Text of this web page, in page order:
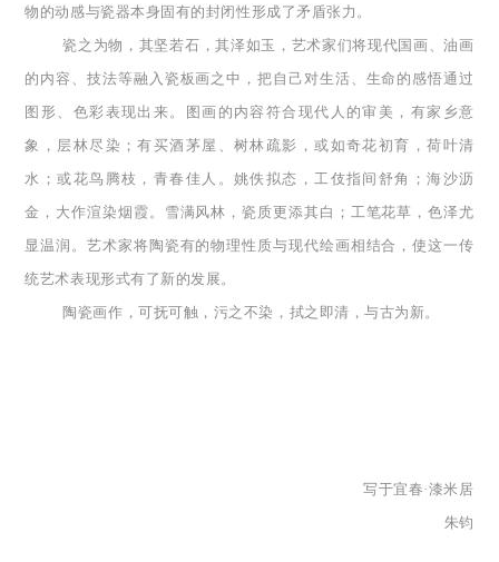
物的动感与瓷器本身固有的封闭性形成了矛盾张力。
瓷之为物，其坚若石，其泽如玉，艺术家们将现代国画、油画
的内容、技法等融入瓷板画之中，把自己对生活、生命的感悟通过
图形、色彩表现出来。图画的内容符合现代人的审美，有家乡意
象，层林尽染；有买酒茅屋、树林疏影，或如奇花初育，荷叶清
水；或花鸟腾枝，青春佳人。姚佚拟态，工伎指间舒角；海沙沥
金，大作渲染烟霞。雪满风林，瓷质更添其白；工笔花草，色泽尤
显温润。艺术家将陶瓷有的物理性质与现代绘画相结合，使这一传
统艺术表现形式有了新的发展。
陶瓷画作，可抚可触，污之不染，拭之即清，与古为新。
写于宜春·漆米居
朱钧